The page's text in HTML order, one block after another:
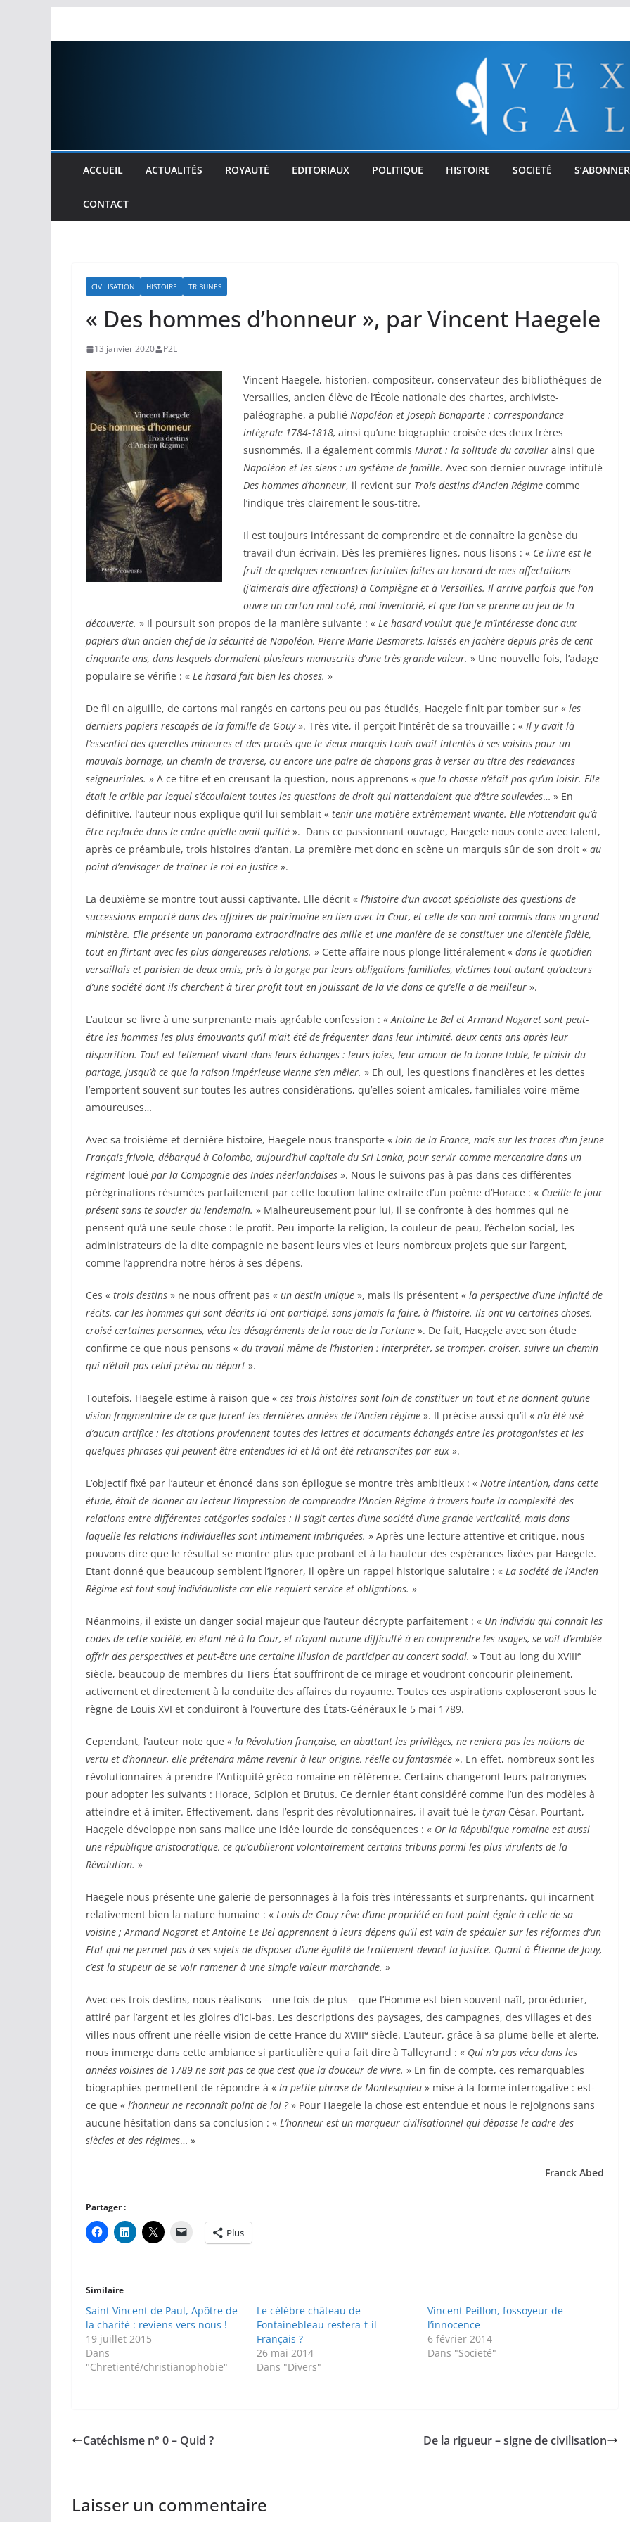
ACCUEIL ACTUALITÉS ROYAUTÉ EDITORIAUX POLITIQUE HISTOIRE SOCIETÉ
CONTACT
CIVILISATION HISTOIRE TRIBUNES
« Des hommes d’honneur », par Vincent Haegele
13 janvier 2020 P2L
Vincent Haegele, historien, compositeur, conservateur des bibliothèques de
Versailles, ancien élève de l’École nationale des chartes, archiviste-
paléographe, a publié Napoléon et Joseph Bonaparte : correspondance
intégrale 1784-1818, ainsi qu’une biographie croisée des deux frères
susnommés. Il a également commis Murat : la solitude du cavalier ainsi que
Napoléon et les siens : un système de famille. Avec son dernier ouvrage intitulé
Des hommes d’honneur, il revient sur Trois destins d’Ancien Régime comme
l’indique très clairement le sous-titre.
Il est toujours intéressant de comprendre et de connaître la genèse du
travail d’un écrivain. Dès les premières lignes, nous lisons : « Ce livre est le
fruit de quelques rencontres fortuites faites au hasard de mes affectations
(j’aimerais dire affections) à Compiègne et à Versailles. Il arrive parfois que l’on
ouvre un carton mal coté, mal inventorié, et que l’on se prenne au jeu de la
découverte. » Il poursuit son propos de la manière suivante : « Le hasard voulut que je m’intéresse donc aux
papiers d’un ancien chef de la sécurité de Napoléon, Pierre-Marie Desmarets, laissés en jachère depuis près de cent
cinquante ans, dans lesquels dormaient plusieurs manuscrits d’une très grande valeur. » Une nouvelle fois, l’adage
populaire se vérifie : « Le hasard fait bien les choses. »
De fil en aiguille, de cartons mal rangés en cartons peu ou pas étudiés, Haegele finit par tomber sur « les
derniers papiers rescapés de la famille de Gouy». Très vite, il perçoit l’intérêt de sa trouvaille : « Il y avait là
l’essentiel des querelles mineures et des procès que le vieux marquis Louis avait intentés à ses voisins pour un
mauvais bornage, un chemin de traverse, ou encore une paire de chapons gras à verser au titre des redevances
seigneuriales. » A ce titre et en creusant la question, nous apprenons « que la chasse n’était pas qu’un loisir. Elle
était le crible par lequel s’écoulaient toutes les questions de droit qui n’attendaient que d’être soulevées… » En
définitive, l’auteur nous explique qu’il lui semblait « tenir une matière extrêmement vivante. Elle n’attendait qu’à
être replacée dans le cadre qu’elle avait quitté ». Dans ce passionnant ouvrage, Haegele nous conte avec talent,
après ce préambule, trois histoires d’antan. La première met donc en scène un marquis sûr de son droit « au
point d’envisager de traîner le roi en justice ».
La deuxième se montre tout aussi captivante. Elle décrit « l’histoire d’un avocat spécialiste des questions de
successions emporté dans des affaires de patrimoine en lien avec la Cour, et celle de son ami commis dans un grand
ministère. Elle présente un panorama extraordinaire des mille et une manière de se constituer une clientèle fidèle,
tout en flirtant avec les plus dangereuses relations. » Cette affaire nous plonge littéralement « dans le quotidien
versaillais et parisien de deux amis, pris à la gorge par leurs obligations familiales, victimes tout autant qu’acteurs
d’une société dont ils cherchent à tirer profit tout en jouissant de la vie dans ce qu’elle a de meilleur ».
L’auteur se livre à une surprenante mais agréable confession : «Antoine Le Bel et Armand Nogaret sont peut-
être les hommes les plus émouvants qu’il m’ait été de fréquenter dans leur intimité, deux cents ans après leur
disparition. Tout est tellement vivant dans leurs échanges : leurs joies, leur amour de la bonne table, le plaisir du
partage, jusqu’à ce que la raison impérieuse vienne s’en mêler. » Eh oui, les questions financières et les dettes
l’emportent souvent sur toutes les autres considérations, qu’elles soient amicales, familiales voire même
amoureuses…
Avec sa troisième et dernière histoire, Haegele nous transporte « loin de la France, mais sur les traces d’un jeune
Français frivole, débarqué à Colombo, aujourd’hui capitale du Sri Lanka, pour servir comme mercenaire dans un
régiment loué par la Compagnie des Indes néerlandaises ». Nous le suivons pas à pas dans ces différentes
pérégrinations résumées parfaitement par cette locution latine extraite d’un poème d’Horace : « Cueille le jour
présent sans te soucier du lendemain. » Malheureusement pour lui, il se confronte à des hommes qui ne
pensent qu’à une seule chose : le profit. Peu importe la religion, la couleur de peau, l’échelon social, les
administrateurs de la dite compagnie ne basent leurs vies et leurs nombreux projets que sur l’argent,
comme l’apprendra notre héros à ses dépens.
Ces « trois destins » ne nous offrent pas « un destin unique », mais ils présentent « la perspective d’une infinité de
récits, car les hommes qui sont décrits ici ont participé, sans jamais la faire, à l’histoire. Ils ont vu certaines choses,
croisé certaines personnes, vécu les désagréments de la roue de la Fortune ». De fait, Haegele avec son étude
confirme ce que nous pensons « du travail même de l’historien : interpréter, se tromper, croiser, suivre un chemin
qui n’était pas celui prévu au départ ».
Toutefois, Haegele estime à raison que « ces trois histoires sont loin de constituer un tout et ne donnent qu’une
vision fragmentaire de ce que furent les dernières années de l’Ancien régime ». Il précise aussi qu’il « n’a été usé
d’aucun artifice : les citations proviennent toutes des lettres et documents échangés entre les protagonistes et les
quelques phrases qui peuvent être entendues ici et là ont été retranscrites par eux ».
L’objectif fixé par l’auteur et énoncé dans son épilogue se montre très ambitieux : « Notre intention, dans cette
étude, était de donner au lecteur l’impression de comprendre l’Ancien Régime à travers toute la complexité des
relations entre différentes catégories sociales : il s’agit certes d’une société d’une grande verticalité, mais dans
laquelle les relations individuelles sont intimement imbriquées. » Après une lecture attentive et critique, nous
pouvons dire que le résultat se montre plus que probant et à la hauteur des espérances fixées par Haegele.
Etant donné que beaucoup semblent l’ignorer, il opère un rappel historique salutaire : « La société de l’Ancien
Régime est tout sauf individualiste car elle requiert service et obligations. »
Néanmoins, il existe un danger social majeur que l’auteur décrypte parfaitement : « Un individu qui connaît les
codes de cette société, en étant né à la Cour, et n’ayant aucune difficulté à en comprendre les usages, se voit d’emblée
offrir des perspectives et peut-être une certaine illusion de participer au concert social. » Tout au long du XVIIIe
siècle, beaucoup de membres du Tiers-État souffriront de ce mirage et voudront concourir pleinement,
activement et directement à la conduite des affaires du royaume. Toutes ces aspirations exploseront sous le
règne de Louis XVI et conduiront à l’ouverture des États-Généraux le 5 mai 1789.
Cependant, l’auteur note que « la Révolution française, en abattant les privilèges, ne reniera pas les notions de
vertu et d’honneur, elle prétendra même revenir à leur origine, réelle ou fantasmée ». En effet, nombreux sont les
révolutionnaires à prendre l’Antiquité gréco-romaine en référence. Certains changeront leurs patronymes
pour adopter les suivants : Horace, Scipion et Brutus. Ce dernier étant considéré comme l’un des modèles à
atteindre et à imiter. Effectivement, dans l’esprit des révolutionnaires, il avait tué le tyran César. Pourtant,
Haegele développe non sans malice une idée lourde de conséquences : « Or la République romaine est aussi
une république aristocratique, ce qu’oublieront volontairement certains tribuns parmi les plus virulents de la
Révolution. »
Haegele nous présente une galerie de personnages à la fois très intéressants et surprenants, qui incarnent
relativement bien la nature humaine : « Louis de Gouy rêve d’une propriété en tout point égale à celle de sa
voisine ; Armand Nogaret et Antoine Le Bel apprennent à leurs dépens qu’il est vain de spéculer sur les réformes d’un
Etat qui ne permet pas à ses sujets de disposer d’une égalité de traitement devant la justice. Quant à Étienne de Jouy,
c’est la stupeur de se voir ramener à une simple valeur marchande. »
Avec ces trois destins, nous réalisons – une fois de plus – que l’Homme est bien souvent naïf, procédurier,
attiré par l’argent et les gloires d’ici-bas. Les descriptions des paysages, des campagnes, des villages et des
villes nous offrent une réelle vision de cette France du XVIIIe siècle. L’auteur, grâce à sa plume belle et alerte,
nous immerge dans cette ambiance si particulière qui a fait dire à Talleyrand : « Qui n’a pas vécu dans les
années voisines de 1789 ne sait pas ce que c’est que la douceur de vivre. » En fin de compte, ces remarquables
biographies permettent de répondre à « la petite phrase de Montesquieu » mise à la forme interrogative : est-
ce que « l’honneur ne reconnaît point de loi ?» Pour Haegele la chose est entendue et nous le rejoignons sans
aucune hésitation dans sa conclusion : « L’honneur est un marqueur civilisationnel qui dépasse le cadre des
siècles et des régimes… »
Franck Abed
Partager :
Plus
Similaire
Saint Vincent de Paul, Apôtre de
la charité : reviens vers nous !
19 juillet 2015
Dans
"Chretienté/christianophobie"
Le célèbre château de
Fontainebleau restera-t-il
Français ?
26 mai 2014
Dans "Divers"
Vincent Peillon, fossoyeur de
l’innocence
6 février 2014
Dans "Societé"
Catéchisme n° 0 – Quid ? De la rigueur – signe de civilisation
Laisser un commentaire